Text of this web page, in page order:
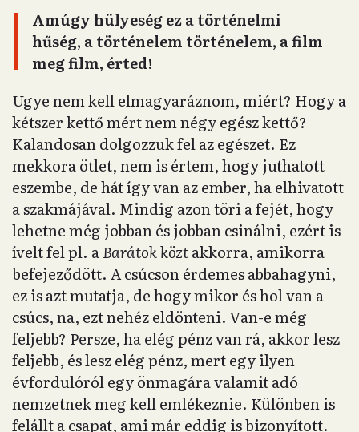
Amúgy hülyeség ez a történelmi
hűség, a történelem történelem, a film
meg film, érted!
Ugye nem kell elmagyaráznom, miért? Hogy a
kétszer kettő mért nem négy egész kettő?
Kalandosan dolgozzuk fel az egészet. Ez
mekkora ötlet, nem is értem, hogy juthatott
eszembe, de hát így van az ember, ha elhivatott
a szakmájával. Mindig azon töri a fejét, hogy
lehetne még jobban és jobban csinálni, ezért is
ívelt fel pl. aBarátok köztakkorra, amikorra
befejeződött. A csúcson érdemes abbahagyni,
ez is azt mutatja, de hogy mikor és hol van a
csúcs, na, ezt nehéz eldönteni. Van-e még
feljebb? Persze, ha elég pénz van rá, akkor lesz
feljebb, és lesz elég pénz, mert egy ilyen
évfordulóról egy önmagára valamit adó
nemzetnek meg kell emlékeznie. Különben is
felállt a csapat, ami már eddig is bizonyított.